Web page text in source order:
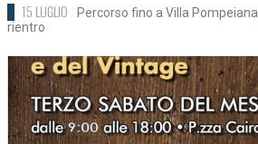
15 LUGLIO
Percorso fino a Villa
rientro